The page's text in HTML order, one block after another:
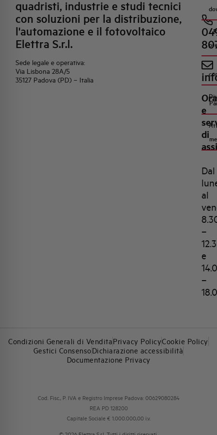
quadristi, industrie e studi tecnici
con soluzioni per la distribuzione,
l'automazione e il fotovoltaico
Elettra S.r.l.
Sede legale e operativa:
Via Lisbona 28A/5
35127 Padova (PD) – Italia
e
di
Dal
al
–
e
–
Condizioni Generali di VenditaPrivacy PolicyCookie Policy
Gestici ConsensoDichiarazione accessibilità
Documentazione Privacy
Cod. Fisc., P. IVA e Registro Imprese Padova: 00629080284
REA PD 128200
Capitale Sociale € 1.000.000,00 i.v.